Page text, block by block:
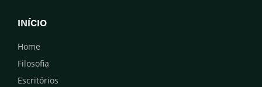
INÍCIO
Home
Filosofia
Escritórios